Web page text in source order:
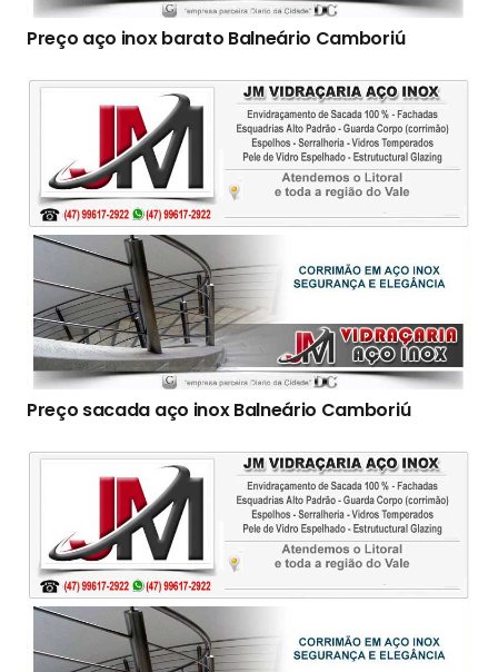
Preço aço inox barato Balneário Camboriú
Preço sacada aço inox Balneário Camboriú